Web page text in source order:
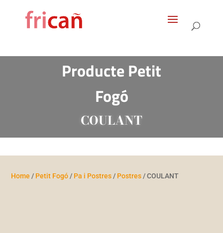
Producte Petit
Fogó
COULANT
Home / Petit Fogó/ Pa i Postres/ Postres/ COULANT